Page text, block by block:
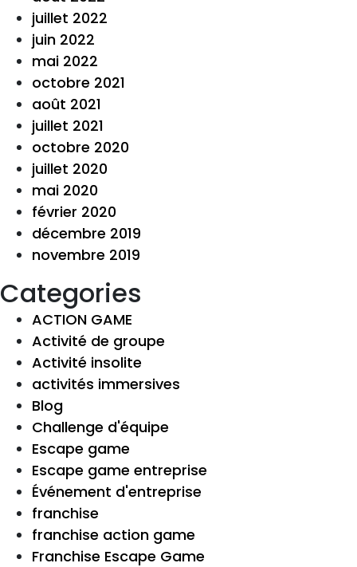
juillet 2022
juin 2022
mai 2022
octobre 2021
août 2021
juillet 2021
octobre 2020
juillet 2020
mai 2020
février 2020
décembre 2019
novembre 2019
Categories
ACTION GAME
Activité de groupe
Activité insolite
activités immersives
Blog
Challenge d'équipe
Escape game
Escape game entreprise
Événement d'entreprise
franchise
franchise action game
Franchise Escape Game